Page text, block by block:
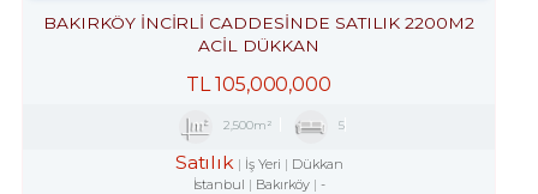
BAKIRKÖY İNCİRLİ CADDESINDE SATILIK 2200M2
ACİL DÜKKAN
TL 105,000,000
2,500m² 5
Satılık İş Yeri
Dükkan
İstanbul
Bakırköy -